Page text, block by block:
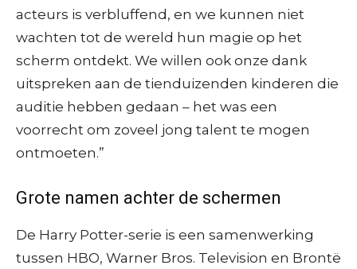
acteurs is verbluffend, en we kunnen niet
wachten tot de wereld hun magie op het
scherm ontdekt. We willen ook onze dank
uitspreken aan de tienduizenden kinderen die
auditie hebben gedaan – het was een
voorrecht om zoveel jong talent te mogen
ontmoeten.”
Grote namen achter de schermen
De Harry Potter-serie is een samenwerking
tussen HBO, Warner Bros. Television en Brontë